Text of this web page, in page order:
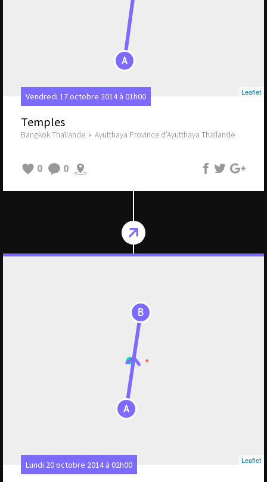
A
Leaflet
Vendredi 17 octobre 2014 à 01h00
Temples
Bangkok Thaïlande › Ayutthaya Province d'Ayutthaya Thaïlande
0 0
A
B
Leaflet
Lundi 20 octobre 2014 à 02h00